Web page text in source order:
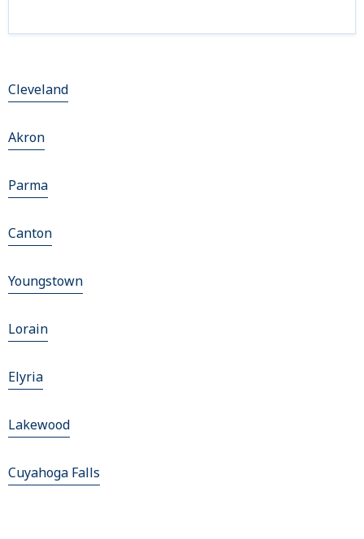
Cleveland
Akron
Parma
Canton
Youngstown
Lorain
Elyria
Lakewood
Cuyahoga Falls